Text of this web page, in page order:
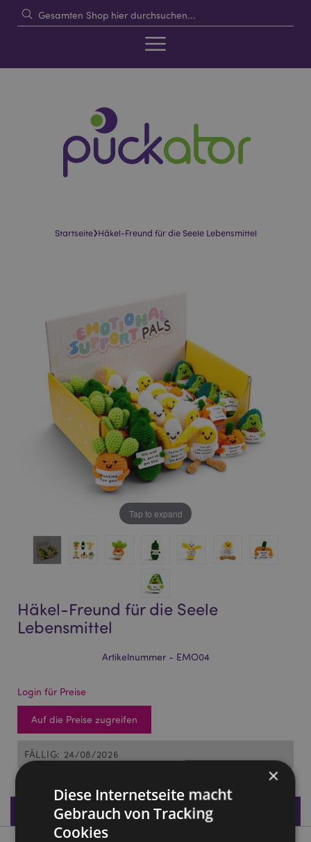
Startseite›Häkel-Freund für die Seele Lebensmittel
images
images
Tap to expand
Häkel-Freund für die Seele
Lebensmittel
Artikelnummer - EMO04
Login für Preise
Auf die Preise zugreifen
FÄLLIG: 24/08/2026
Produktdaten
×
Diese Internetseite macht
Gebrauch von Tracking
Cookies